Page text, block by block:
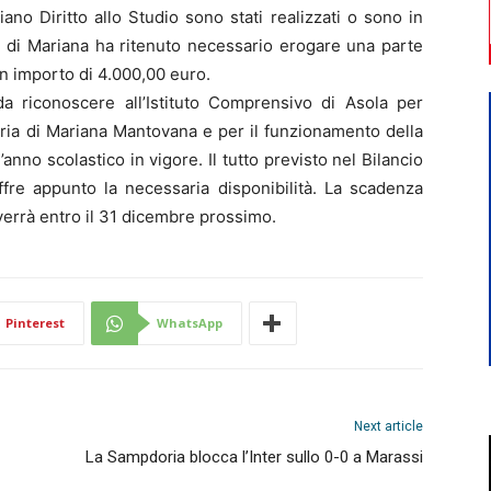
Diritto allo Studio sono stati realizzati o sono in
Mariana ha ritenuto necessario erogare una parte
importo di 4.000,00 euro.
riconoscere all’Istituto Comprensivo di Asola per
di Mariana Mantovana e per il funzionamento della
scolastico in vigore. Il tutto previsto nel Bilancio
appunto la necessaria disponibilità. La scadenza
entro il 31 dicembre prossimo.
Pinterest WhatsApp
Next article
La Sampdoria blocca l’Inter sullo 0-0 a Marassi